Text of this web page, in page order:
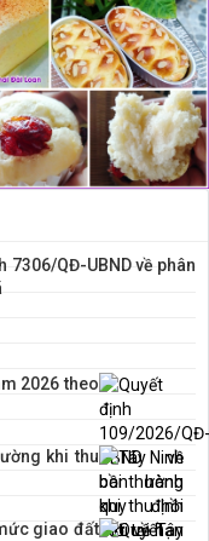
7306/QĐ-UBND về phân
2026 theo
khi thu
giao đất